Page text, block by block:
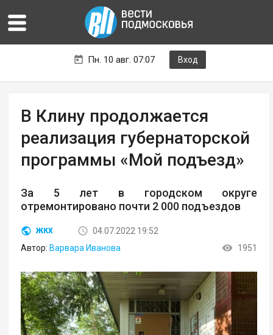
Пн. 10 авг. 07:07 Вход
В Клину продолжается
реализация губернаторской
программы «Мой подъезд»
За 5 лет в городском округе
отремонтировано почти 2 000 подъездов
ЖКХ
04.07.2022 19:52
Автор: Варвара Иванова 1951